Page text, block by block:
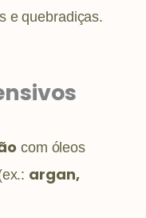
e quebradiças.
com óleos
argan,